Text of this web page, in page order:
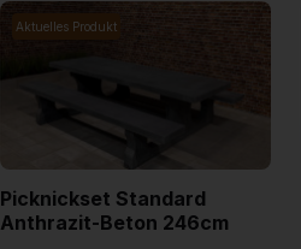
Aktuelles Produkt
Picknickset Standard
Anthrazit-Beton 246cm